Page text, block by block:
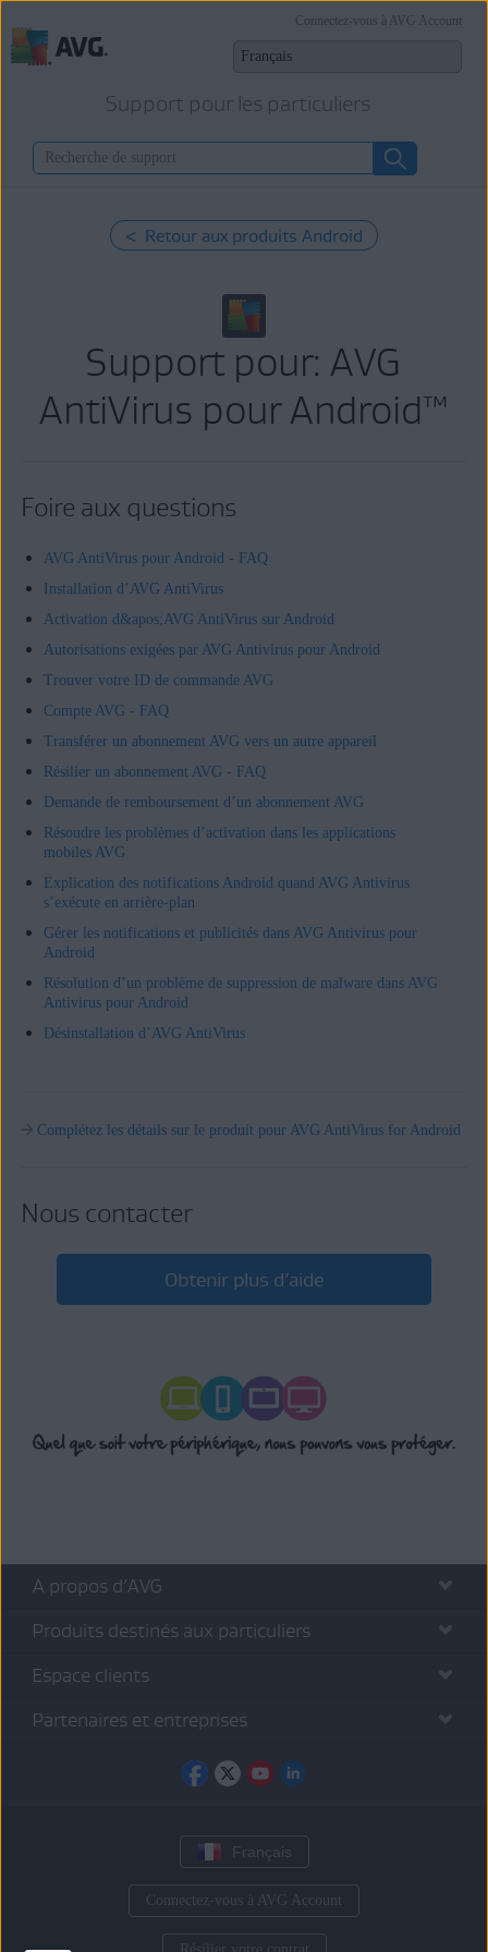
Support pour les particuliers
Connectez-vous à AVG Account
< Retour aux produits Android
Support pour: AVG
AntiVirus pour Android™
Foire aux questions
AVG AntiVirus pour Android - FAQ
Installation d’AVG AntiVirus
Activation d&apos;AVG AntiVirus sur Android
Autorisations exigées par AVG Antivirus pour Android
Trouver votre ID de commande AVG
Compte AVG - FAQ
Transférer un abonnement AVG vers un autre appareil
Résilier un abonnement AVG - FAQ
Demande de remboursement d’un abonnement AVG
Résoudre les problèmes d’activation dans les applications
mobiles AVG
Explication des notifications Android quand AVG Antivirus
s’exécute en arrière-plan
Gérer les notifications et publicités dans AVG Antivirus pour
Android
Résolution d’un problème de suppression de malware dans AVG
Antivirus pour Android
Désinstallation d’AVG AntiVirus
Complétez les détails sur le produit pour AVG AntiVirus for Android
Nous contacter
Obtenir plus d’aide
A propos d’AVG
Produits destinés aux particuliers
Espace clients
Partenaires et entreprises
Français
Connectez-vous à AVG Account